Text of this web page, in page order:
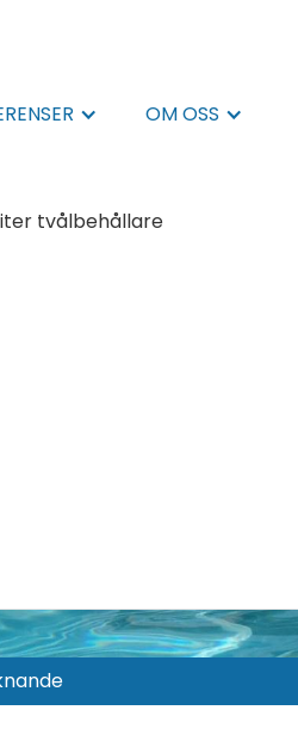
OM OSS
tvålbehållare